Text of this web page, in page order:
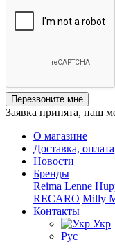
Перезвоните мне
Заявка принята, наш
О магазине
Доставка,
Новости
Бренды
Reima Lenne
RECARO Milly
Контакты
Укр
Рус